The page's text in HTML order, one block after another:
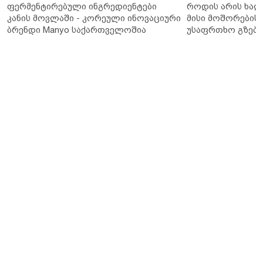
ფერმენტირებული ინგრედიენტები
კანის მოვლაში - კორეული ინოვაციური
ბრენდი Manyo საქართველოშია
როდის არის
მისი მოშორების
უსაფრთხო გზები